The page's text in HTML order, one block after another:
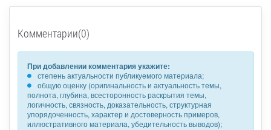
Комментарии(0)
При добавлении комментария укажите:
степень актуальности публикуемого материала;
общую оценку (оригинальность и актуальность темы,
полнота, глубина, всесторонность раскрытия темы,
логичность, связность, доказательность, структурная
упорядоченность, характер и достоверность примеров,
иллюстративного материала, убедительность выводов);